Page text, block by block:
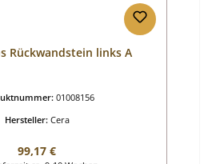
Rückwandstein links A
01008156
Hersteller: Cera
Regulärer Preis:
99,17 €